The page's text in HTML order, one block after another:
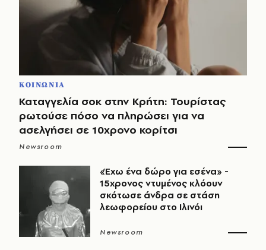
ΚΟΙΝΩΝΙΑ
Καταγγελία σοκ στην Κρήτη: Τουρίστας
ρωτούσε πόσο να πληρώσει για να
ασελγήσει σε 10χρονο κορίτσι
Newsroom
«Έχω ένα δώρο για εσένα» -
15χρονος ντυμένος κλόουν
σκότωσε άνδρα σε στάση
λεωφορείου στο Ιλινόι
Newsroom